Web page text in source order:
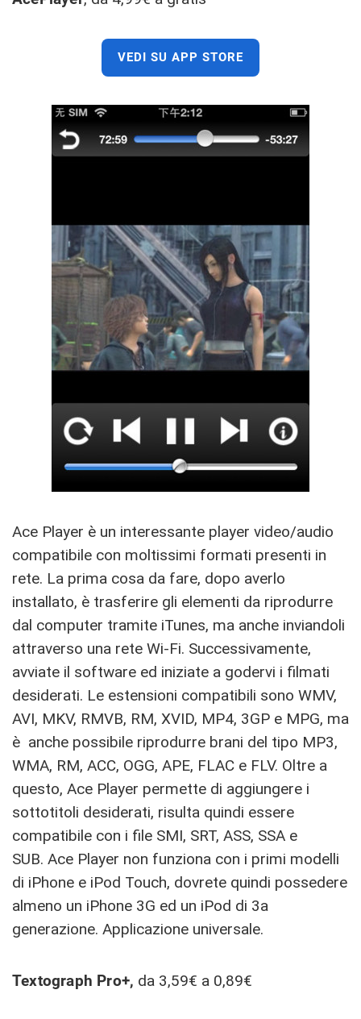
VEDI SU APP STORE
Ace Player è un interessante player video/audio
compatibile con moltissimi formati presenti in
rete. La prima cosa da fare, dopo averlo
installato, è trasferire gli elementi da riprodurre
dal computer tramite iTunes, ma anche inviandoli
attraverso una rete Wi-Fi. Successivamente,
avviate il software ed iniziate a godervi i filmati
desiderati. Le estensioni compatibili sono WMV,
AVI, MKV, RMVB, RM, XVID, MP4, 3GP e MPG, ma
è anche possibile riprodurre brani del tipo MP3,
WMA, RM, ACC, OGG, APE, FLAC e FLV. Oltre a
questo, Ace Player permette di aggiungere i
sottotitoli desiderati, risulta quindi essere
compatibile con i file SMI, SRT, ASS, SSA e
SUB. Ace Player non funziona con i primi modelli
di iPhone e iPod Touch, dovrete quindi possedere
almeno un iPhone 3G ed un iPod di 3a
generazione. Applicazione universale.
Textograph Pro+, da 3,59€ a 0,89€